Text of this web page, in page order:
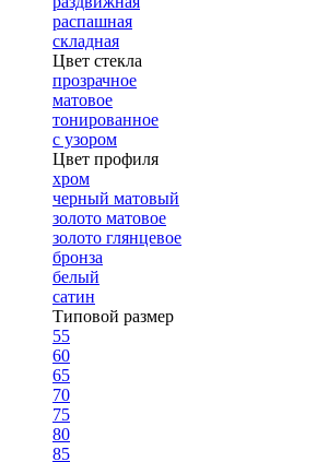
распашная
складная
Цвет стекла
прозрачное
матовое
тонированное
с узором
Цвет профиля
хром
черный матовый
золото матовое
золото глянцевое
бронза
белый
сатин
Типовой размер
55
60
65
70
75
80
85